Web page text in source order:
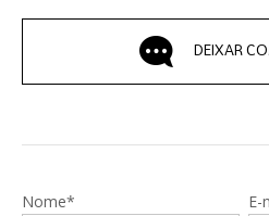
DEIXAR
Nome* E-